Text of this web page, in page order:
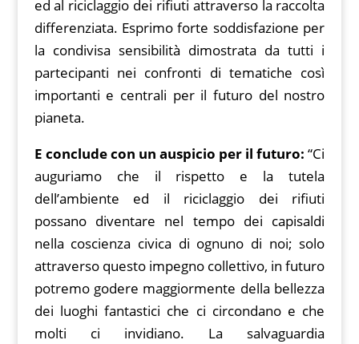
ed al riciclaggio dei rifiuti attraverso la raccolta
differenziata. Esprimo forte soddisfazione per
la condivisa sensibilità dimostrata da tutti i
partecipanti nei confronti di tematiche così
importanti e centrali per il futuro del nostro
pianeta.
E conclude con un auspicio per il futuro: “Ci
auguriamo che il rispetto e la tutela
dell’ambiente ed il riciclaggio dei rifiuti
possano diventare nel tempo dei capisaldi
nella coscienza civica di ognuno di noi; solo
attraverso questo impegno collettivo, in futuro
potremo godere maggiormente della bellezza
dei luoghi fantastici che ci circondano e che
molti ci invidiano. La salvaguardia